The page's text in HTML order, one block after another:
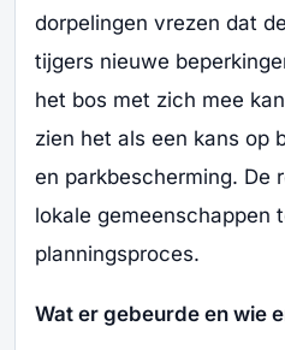
dorpelingen vrezen dat
tijgers nieuwe
het bos met zich mee
zien het als een kans op
en parkbescherming. De
lokale gemeenschappen
planningsproces.
Wat er gebeurde en wie